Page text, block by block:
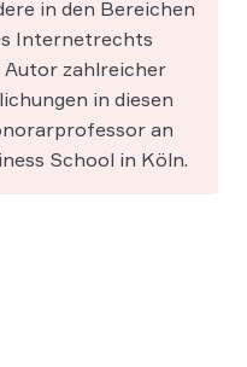
in den Bereichen
Internetrechts
Autor zahlreicher
in diesen
an
School in Köln.